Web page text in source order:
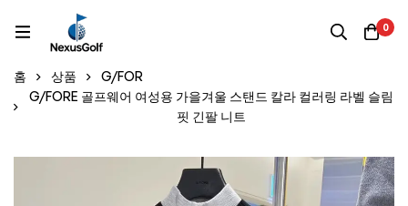
0
홈 상품
G/FOR
G/FORE 골프웨어 여성용 가을겨울 스탠드 칼라 컬러링 라벨 슬림
핏 긴팔 니트